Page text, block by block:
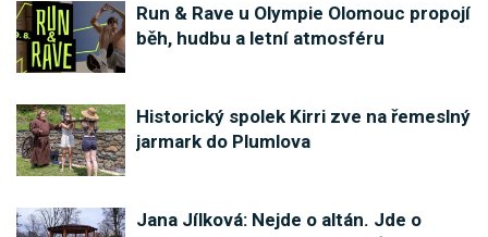
Run & Rave u Olympie Olomouc propojí
běh, hudbu a letní atmosféru
Historický spolek Kirri zve na řemeslný
jarmark do Plumlova
Jana Jílková: Nejde o altán. Jde o